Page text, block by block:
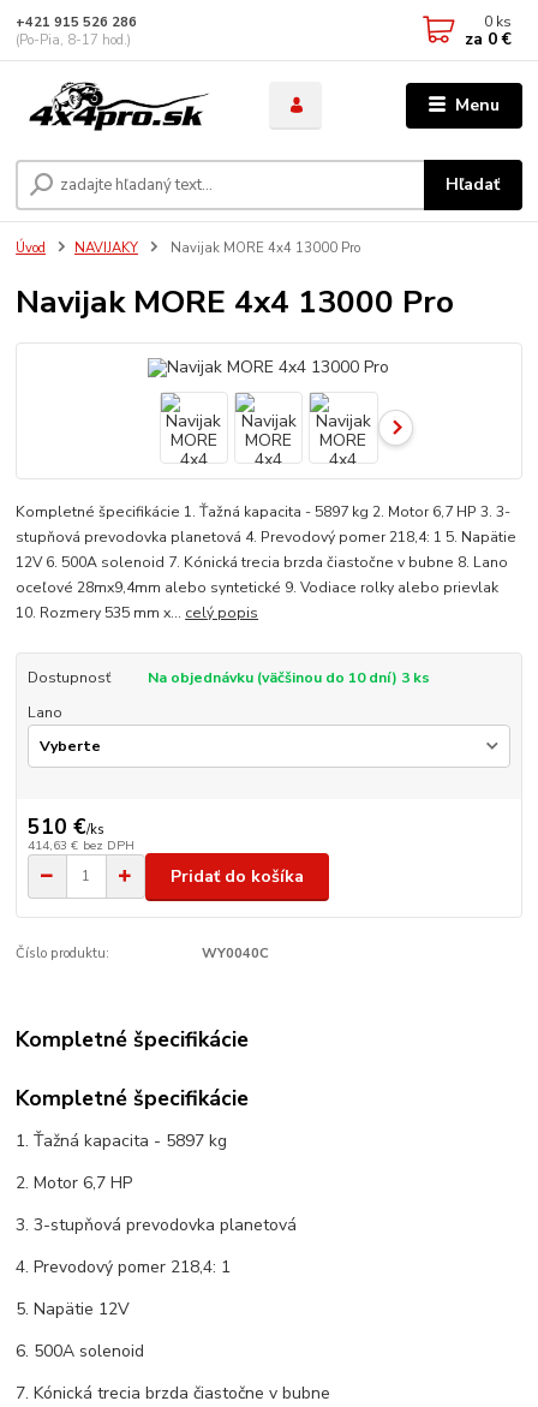
Menu
Hľadať
+421 915 526 286
(Po-Pia, 8-17 hod.)
0 ks
za 0 €
Úvod NAVIJAKY Navijak MORE 4x4 13000 Pro
Navijak MORE 4x4 13000 Pro
Kompletné špecifikácie 1. Ťažná kapacita - 5897 kg 2. Motor 6,7 HP 3. 3-
stupňová prevodovka planetová 4. Prevodový pomer 218,4: 1 5. Napätie
12V 6. 500A solenoid 7. Kónická trecia brzda čiastočne v bubne 8. Lano
oceľové 28mx9,4mm alebo syntetické 9. Vodiace rolky alebo prievlak
10. Rozmery 535 mm x... celý popis
Dostupnosť
Na objednávku (väčšinou do 10 dní) 3 ks
Lano
510 €/ks
414,63 € bez DPH
Pridať do košíka
Číslo produktu: WY0040C
Kompletné špecifikácie
Kompletné špecifikácie
1. Ťažná kapacita - 5897 kg
2. Motor 6,7 HP
3. 3-stupňová prevodovka planetová
4. Prevodový pomer 218,4: 1
5. Napätie 12V
6. 500A solenoid
7. Kónická trecia brzda čiastočne v bubne